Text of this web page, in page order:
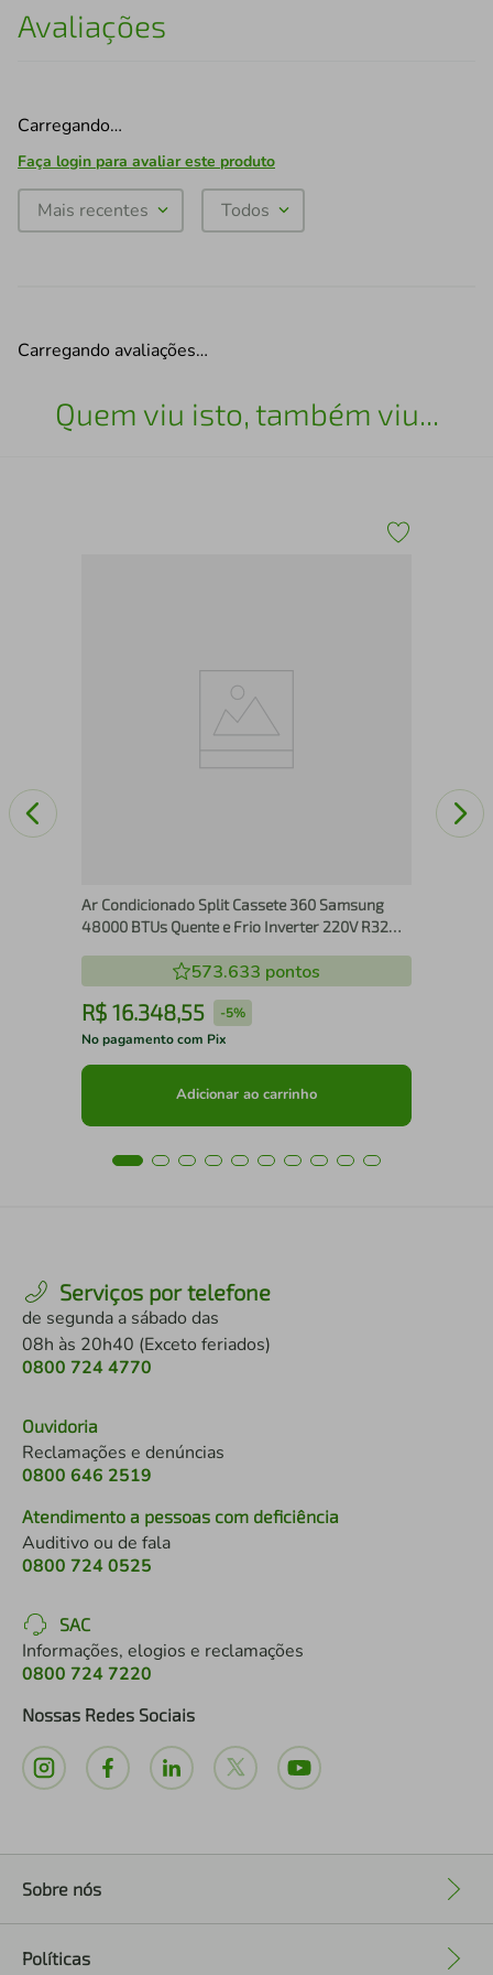
Avaliações
Carregando…
Faça login para avaliar este produto
Mais recentes Todos
Carregando avaliações…
Quem viu isto, também viu...
Ar Condicionado Split Cassete 360 Samsung
48000 BTUs Quente e Frio Inverter 220V R32
573.633 pontos
R$ 16.348,55 -5%
No pagamento com Pix
Adicionar ao carrinho
Serviços por telefone
de segunda a sábado das
08h às 20h40 (Exceto feriados)
0800 724 4770
Ouvidoria
Reclamações e denúncias
0800 646 2519
Atendimento a pessoas com deficiência
Auditivo ou de fala
0800 724 0525
SAC
Informações, elogios e reclamações
0800 724 7220
Nossas Redes Sociais
Sobre nós
Políticas